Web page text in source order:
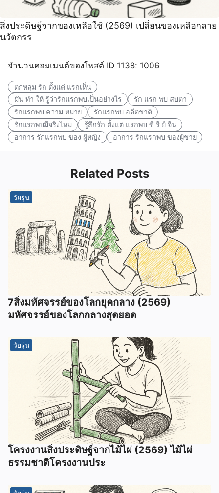
สิ่งประดิษฐ์จากของเหลือใช้ (2569) เปลี่ยนของเหลือกลาย
นวัตกรร
จำนวนคอมเมนต์ของโพสต์ ID 1138: 1006
ตกหลุม รัก ตั้งแต่ แรกเห็น
มัน ทํา ให้ รู้ว่ารักแรกพบเป็นอย่างไร
รัก แรก พบ สบตา
รักแรกพบ ความ หมาย
รักแรกพบ อดีตชาติ
รักแรกพบมีจริงไหม
รู้สึกรัก ตั้งแต่ แรกพบ ซี รี ย์ จีน
อาการ รักแรกพบ ของ ผู้หญิง
อาการ รักแรกพบ ของผู้ชาย
Related Posts
วัยรุ่น
7สิ่งมหัศจรรย์ของโลกยุคกลาง (2569)
มหัศจรรย์ของโลกกลางสุดยอด
วัยรุ่น
โครงงานสิ่งประดิษฐ์จากไม้ไผ่ (2569) ไม้ไผ่
ธรรมชาติโครงงานประ